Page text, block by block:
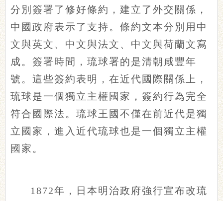
分別簽署了修好條約，建立了外交關係，
中國政府表示了支持。條約文本分別用中
文與英文、中文與法文、中文與荷蘭文寫
成。簽署時間，琉球署的是清朝咸豐年
號。這些簽約表明，在近代國際關係上，
琉球是一個獨立主權國家，簽約行為完全
符合國際法。琉球王國不僅在前近代是獨
立國家，進入近代琉球也是一個獨立主權
國家。
1872年，日本明治政府強行宣布改琉